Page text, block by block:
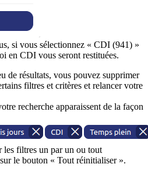
si vous sélectionnez « CDI (941) »
en CDI vous seront restituées.
de résultats, vous pouvez supprimer
filtres et critères et relancer votre
recherche apparaissent de la façon
les filtres un par un ou tout
le bouton « Tout réinitialiser ».